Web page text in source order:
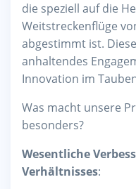
die speziell auf die
Weitstreckenflüge
abgestimmt ist.
anhaltendes
Innovation im
Was macht unsere
besonders?
Wesentliche
Verhältnisses: